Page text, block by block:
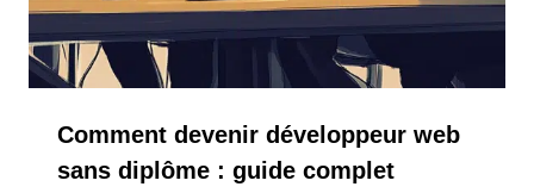
Comment devenir développeur web
sans diplôme : guide complet